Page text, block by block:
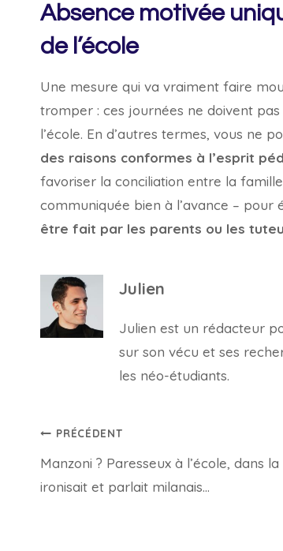
Absence motivée
de l’école
Une mesure qui va vraiment faire
tromper : ces journées ne doivent
l’école. En d’autres termes, vous ne
des raisons conformes à l’esprit
favoriser la conciliation entre la
communiquée bien à l’avance –
être fait par les parents ou les
Julien
Julien est un rédacteur
sur son vécu et ses
les néo-étudiants.
Navigation
de
l’article
PRÉCÉDENT
Manzoni ? Paresseux à l’école, dans
ironisait et parlait milanais…